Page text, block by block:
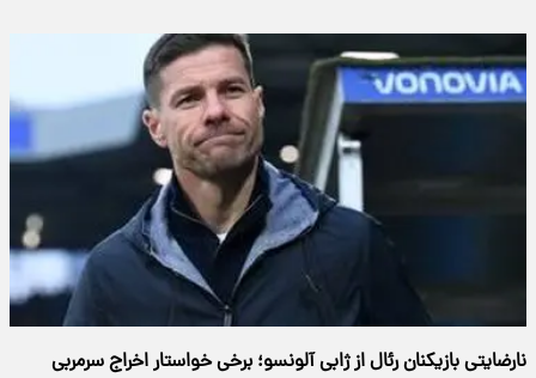
نارضایتی بازیکنان رئال از ژابی آلونسو؛ برخی خواستار اخراج سرمربی